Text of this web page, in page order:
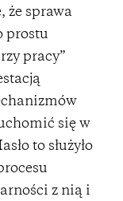
że sprawa
prostu
pracy”
się w
to służyło
z nią i